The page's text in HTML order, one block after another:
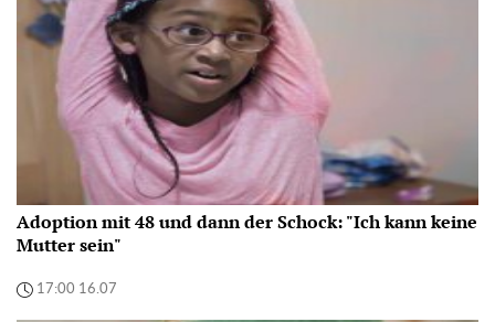
Adoption mit 48 und dann der Schock: "Ich kann keine
Mutter sein"
17:00 16.07